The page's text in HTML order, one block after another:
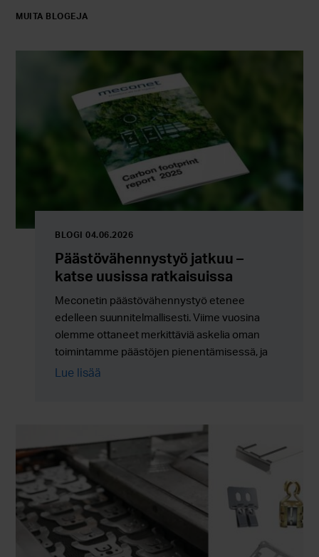
MUITA BLOGEJA
BLOGI 04.06.2026
Päästövähennystyö jatkuu –
katse uusissa ratkaisuissa
Meconetin päästövähennystyö etenee
edelleen suunnitelmallisesti. Viime vuosina
olemme ottaneet merkittäviä askelia oman
toimintamme päästöjen pienentämisessä, ja
työ jatkuu nyt entistä enemmän uusien
Lue lisää